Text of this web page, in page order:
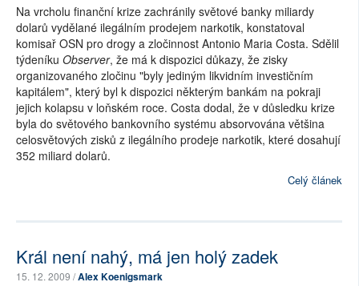
Na vrcholu finanční krize zachránily světové banky miliardy
dolarů vydělané ilegálním prodejem narkotik, konstatoval
komisař OSN pro drogy a zločinnost Antonio Maria Costa. Sdělil
týdeníku Observer, že má k dispozici důkazy, že zisky
organizovaného zločinu "byly jediným likvidním investičním
kapitálem", který byl k dispozici některým bankám na pokraji
jejich kolapsu v loňském roce. Costa dodal, že v důsledku krize
byla do světového bankovního systému absorvována většina
celosvětových zisků z ilegálního prodeje narkotik, které dosahují
352 miliard dolarů.
Celý článek
Král není nahý, má jen holý zadek
15. 12. 2009 /Alex Koenigsmark